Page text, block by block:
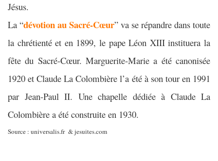
Jésus.
La “dévotion au Sacré-Cœur” va se répandre dans toute
la chrétienté et en 1899, le pape Léon XIII instituera la
fête du Sacré-Cœur. Marguerite-Marie a été canonisée
1920 et Claude La Colombière l’a été à son tour en 1991
par Jean-Paul II. Une chapelle dédiée à Claude La
Colombière a été construite en 1930.
Source : universalis.fr & jesuites.com